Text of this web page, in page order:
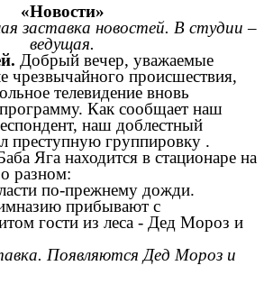
«Новости»
заставка новостей. В студии –
ведущая.
Добрый вечер, уважаемые
чрезвычайного происшествия,
телевидение вновь
Как сообщает наш
наш доблестный
группировку .
Яга находится в стационаре на
разном:
по-прежнему дожди.
прибывают с
гости из леса - Дед Мороз и
Появляются Дед Мороз и